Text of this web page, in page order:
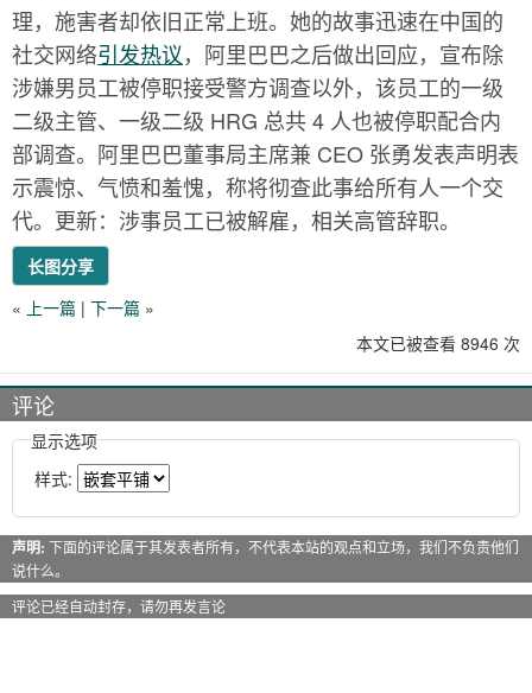
理，施害者却依旧正常上班。她的故事迅速在中国的
社交网络引发热议，阿里巴巴之后做出回应，宣布除
涉嫌男员工被停职接受警方调查以外，该员工的一级
二级主管、一级二级 HRG 总共 4 人也被停职配合内
部调查。阿里巴巴董事局主席兼 CEO 张勇发表声明表
示震惊、气愤和羞愧，称将彻查此事给所有人一个交
代。更新：涉事员工已被解雇，相关高管辞职。
长图分享
« 上一篇 | 下一篇 »
本文已被查看 8946 次
评论
显示选项
样式:
声明: 下面的评论属于其发表者所有，不代表本站的观点和立场，我们不负责他们
说什么。
评论已经自动封存，请勿再发言论